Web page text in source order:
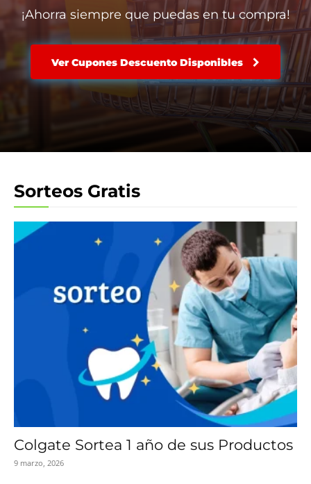
¡Ahorra siempre que puedas en tu compra!
Ver Cupones Descuento Disponibles
Sorteos Gratis
Colgate Sortea 1 año de sus Productos
9 marzo, 2026